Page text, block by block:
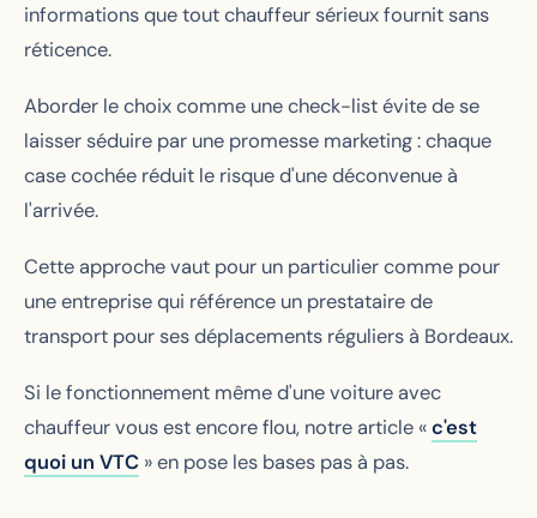
informations que tout chauffeur sérieux fournit sans
réticence.
Aborder le choix comme une check-list évite de se
laisser séduire par une promesse marketing : chaque
case cochée réduit le risque d'une déconvenue à
l'arrivée.
Cette approche vaut pour un particulier comme pour
une entreprise qui référence un prestataire de
transport pour ses déplacements réguliers à Bordeaux.
Si le fonctionnement même d'une voiture avec
chauffeur vous est encore flou, notre article «c'est
quoi un VTC » en pose les bases pas à pas.